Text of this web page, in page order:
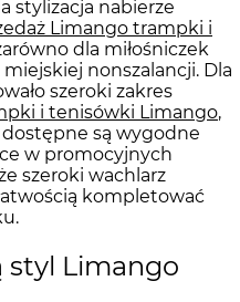
stylizacja nabierze
Limango trampki i
dla miłośniczek
nonszalancji. Dla
szeroki zakres
i tenisówki Limango,
są wygodne
w promocyjnych
szeroki wachlarz
kompletować
styl Limango